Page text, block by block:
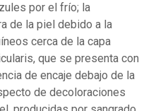
por el frío; la
de la piel debido a la
cerca de la capa
que se presenta con
de encaje debajo de la
de decoloraciones